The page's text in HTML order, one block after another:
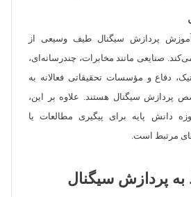
پردازش سیگنال طیف وسیعی از
صنایعی مانند مخابرات، چندرسانه‌ای،
دفاع و مؤسسات تحقیقاتی فعالانه به
پردازش سیگنال هستند. علاوه بر این،
دانش پایه برای پیگیری مطالعات یا
مرتبط است.
پردازش سیگنال